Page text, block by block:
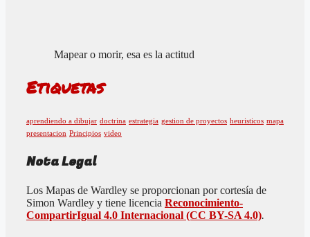
Mapear o morir, esa es la actitud
Etiquetas
aprendiendo a dibujar doctrina estrategia gestion de proyectos heuristicos mapa
presentacion Principios video
Nota Legal
Los Mapas de Wardley se proporcionan por cortesía de
Simon Wardley y tiene licencia Reconocimiento-
CompartirIgual 4.0 Internacional (CC BY-SA 4.0).